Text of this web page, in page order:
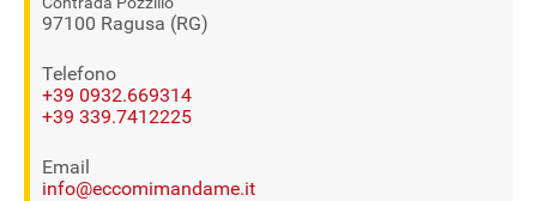
97100 Ragusa (RG)
Telefono
+39 0932.669314
+39 339.7412225
Email
info@eccomimandame.it